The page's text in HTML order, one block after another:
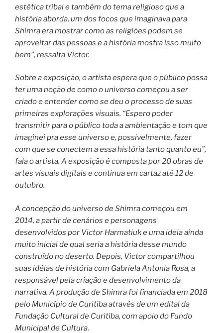
estética tribal e também do tema religioso que a
história aborda, um dos focos que imaginava para
Shimra era mostrar como as religiões podem se
aproveitar das pessoas e a história mostra isso muito
bem”, ressalta Victor.
Sobre a exposição, o artista espera que o público possa
ter uma noção de como o universo começou a ser
criado e entender como se deu o processo de suas
primeiras explorações visuais. “Espero poder
transmitir para o público toda a ambientação e tom que
imaginei pra esse universo e, possivelmente, fazer
com que se conectem a essa história tanto quanto eu”,
fala o artista. A exposição é composta por 20 obras de
artes visuais digitais e continua em cartaz até 12 de
outubro.
A concepção do universo de Shimra começou em
2014, a partir de cenários e personagens
desenvolvidos por Victor Harmatiuk e uma ideia ainda
muito inicial de qual seria a história desse mundo
construído no deserto. Depois, Victor compartilhou
suas idéias de história com Gabriela Antonia Rosa, a
responsável pela criação e desenvolvimento da
narrativa. A produção de Shimra foi financiada em 2018
pelo Município de Curitiba através de um edital da
Fundação Cultural de Curitiba, com apoio do Fundo
Municipal de Cultura.